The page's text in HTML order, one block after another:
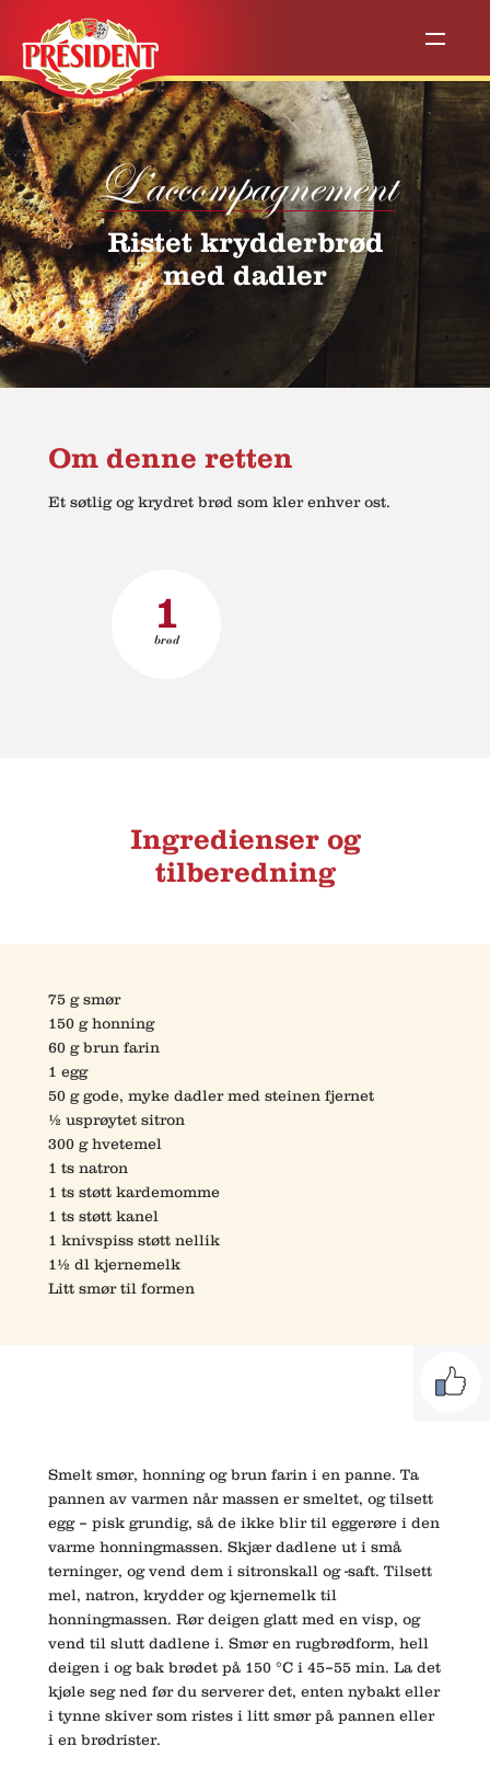
L’accompagnement
Ristet krydderbrød
med dadler
Om denne retten
Et søtlig og krydret brød som kler enhver ost.
1
brød
Ingredienser og
tilberedning
75 g smør
150 g honning
60 g brun farin
1 egg
50 g gode, myke dadler med steinen fjernet
½ usprøytet sitron
300 g hvetemel
1 ts natron
1 ts støtt kardemomme
1 ts støtt kanel
1 knivspiss støtt nellik
1½ dl kjernemelk
Litt smør til formen
Smelt smør, honning og brun farin i en panne. Ta
pannen av varmen når massen er smeltet, og tilsett
egg – pisk grundig, så de ikke blir til eggerøre i den
varme honningmassen. Skjær dadlene ut i små
terninger, og vend dem i sitronskall og -saft. Tilsett
mel, natron, krydder og kjernemelk til
honningmassen. Rør deigen glatt med en visp, og
vend til slutt dadlene i. Smør en rugbrødform, hell
deigen i og bak brødet på 150 °C i 45–55 min. La det
kjøle seg ned før du serverer det, enten nybakt eller
i tynne skiver som ristes i litt smør på pannen eller
i en brødrister.